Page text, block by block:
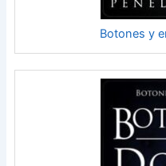
Botones y